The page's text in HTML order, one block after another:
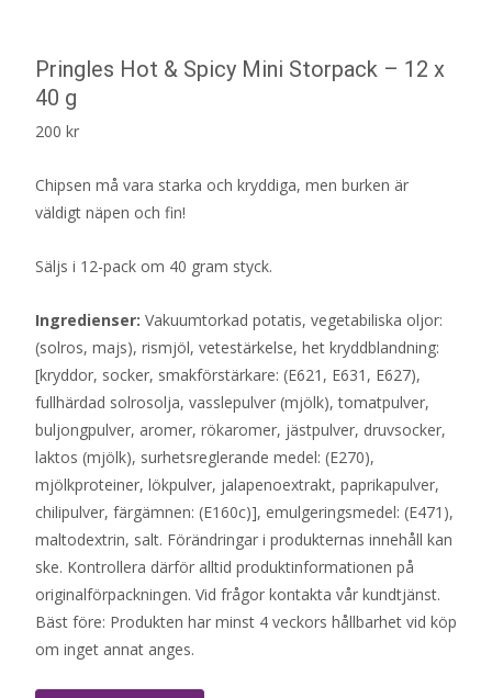
Pringles Hot & Spicy Mini Storpack – 12 x
40 g
200 kr
Chipsen må vara starka och kryddiga, men burken är
väldigt näpen och fin!
Säljs i 12-pack om 40 gram styck.
Ingredienser: Vakuumtorkad potatis, vegetabiliska oljor:
(solros, majs), rismjöl, vetestärkelse, het kryddblandning:
[kryddor, socker, smakförstärkare: (E621, E631, E627),
fullhärdad solrosolja, vasslepulver (mjölk), tomatpulver,
buljongpulver, aromer, rökaromer, jästpulver, druvsocker,
laktos (mjölk), surhetsreglerande medel: (E270),
mjölkproteiner, lökpulver, jalapenoextrakt, paprikapulver,
chilipulver, färgämnen: (E160c)], emulgeringsmedel: (E471),
maltodextrin, salt. Förändringar i produkternas innehåll kan
ske. Kontrollera därför alltid produktinformationen på
originalförpackningen. Vid frågor kontakta vår kundtjänst.
Bäst före: Produkten har minst 4 veckors hållbarhet vid köp
om inget annat anges.